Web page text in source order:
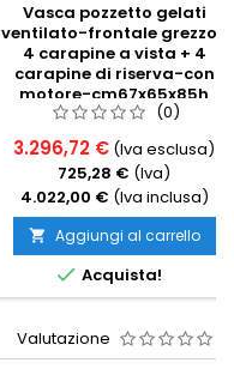
Vasca pozzetto gelati
ventilato-frontale grezzo-
4 carapine a vista + 4
carapine di riserva-con
motore-cm67x65x85h
(0)
3.296,72 € (Iva esclusa)
725,28 € (Iva)
4.022,00 € (Iva inclusa)
 Aggiungi al carrello
 Acquista!
Valutazione